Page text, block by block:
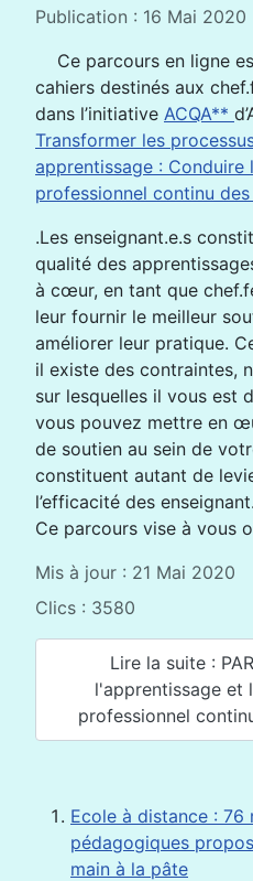
Publication : 16 Mai 2020
Ce parcours en ligne
cahiers destinés aux
dans l’initiative ACQA**
Transformer les
apprentissage : Conduire
professionnel continu
.Les enseignant.e.s
qualité des
à cœur, en tant que
leur fournir le meilleur
améliorer leur pratique.
il existe des contraintes,
sur lesquelles il vous est
vous pouvez mettre en
de soutien au sein de
constituent autant de
l’efficacité des
Ce parcours vise à vous
Mis à jour : 21 Mai 2020
Clics : 3580
Lire la suite :
l'apprentissage et
professionnel
Ecole à distance : 76
pédagogiques
main à la pâte